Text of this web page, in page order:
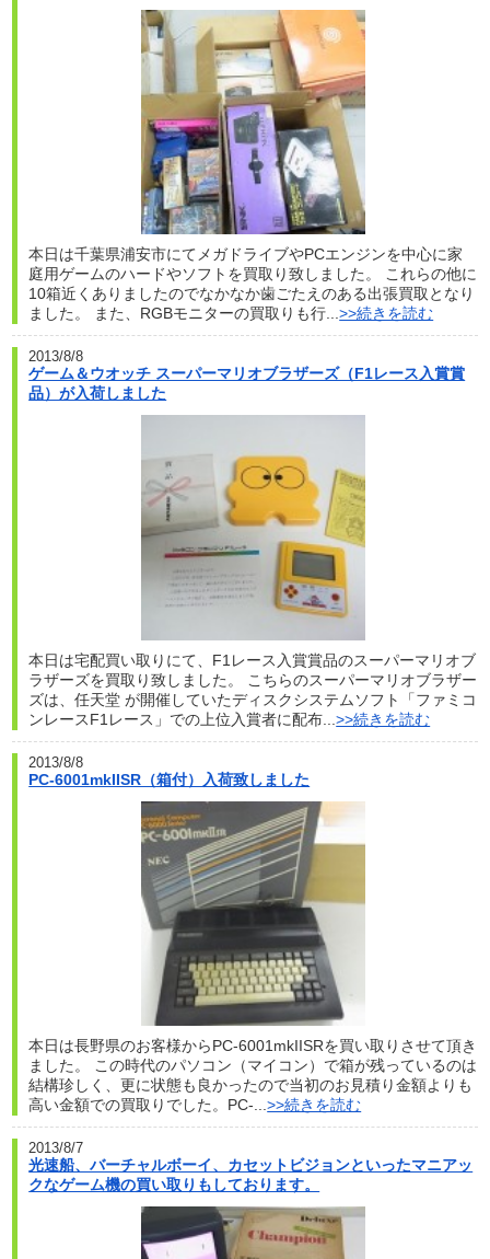
本日は千葉県浦安市にてメガドライブやPCエンジンを中心に家
庭用ゲームのハードやソフトを買取り致しました。 これらの他に
10箱近くありましたのでなかなか歯ごたえのある出張買取となり
ました。 また、RGBモニターの買取りも行...>>続きを読む
2013/8/8
ゲーム＆ウオッチ スーパーマリオブラザーズ（F1レース入賞賞
品）が入荷しました
本日は宅配買い取りにて、F1レース入賞賞品のスーパーマリオブ
ラザーズを買取り致しました。 こちらのスーパーマリオブラザー
ズは、任天堂 が開催していたディスクシステムソフト「ファミコ
ンレースF1レース」での上位入賞者に配布...>>続きを読む
2013/8/8
PC-6001mkIISR（箱付）入荷致しました
本日は長野県のお客様からPC-6001mkIISRを買い取りさせて頂き
ました。 この時代のパソコン（マイコン）で箱が残っているのは
結構珍しく、更に状態も良かったので当初のお見積り金額よりも
高い金額での買取りでした。PC-...>>続きを読む
2013/8/7
光速船、バーチャルボーイ、カセットビジョンといったマニアッ
クなゲーム機の買い取りもしております。